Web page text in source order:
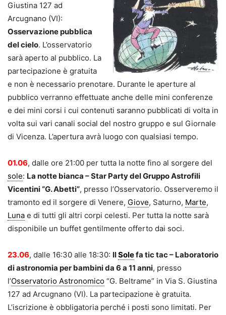
Giustina 127 ad
Arcugnano (VI):
Osservazione pubblica
del cielo. L’osservatorio
sarà aperto al pubblico. La
partecipazione è gratuita
e non è necessario prenotare. Durante le aperture al
pubblico verranno effettuate anche delle mini conferenze
e dei mini corsi i cui contenuti saranno pubblicati di volta in
volta sui vari canali social del nostro gruppo e sul Giornale
di Vicenza. L’apertura avrà luogo con qualsiasi tempo.
01.06, dalle ore 21:00 per tutta la notte fino al sorgere del
sole: La notte bianca – Star Party del Gruppo Astrofili
Vicentini “G. Abetti”, presso l’Osservatorio. Osserveremo il
tramonto ed il sorgere di Venere, Giove, Saturno, Marte,
Luna e di tutti gli altri corpi celesti. Per tutta la notte sarà
disponibile un buffet gentilmente offerto dai soci.
23.06, dalle 16:30 alle 18:30: IlSolefa tic tac – Laboratorio
di astronomia per bambini da 6 a 11 anni, presso
l’Osservatorio Astronomico “G. Beltrame” in Via S. Giustina
127 ad Arcugnano (VI). La partecipazione è gratuita.
L’iscrizione è obbligatoria perché i posti sono limitati. Per